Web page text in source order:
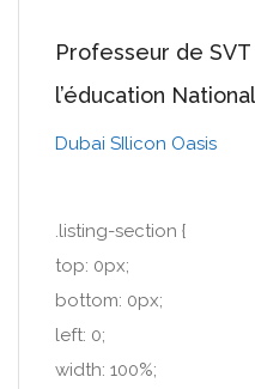
Professeur de
l’éducation
Dubai SIlicon Oasis
.listing-section {
top: 0px;
bottom: 0px;
left: 0;
width: 100%;